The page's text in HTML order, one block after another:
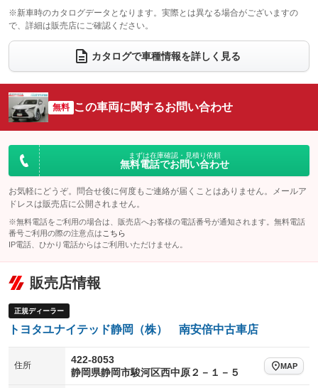
電動格納サードシート
：装備なし シートヒーター
：装備あり
ウォークスルー
電動リアゲート フロントカメラ
：装備なし
シートエアコン
：装備なし 全周囲カメラ
：装備なし
サイドカメラ
：装備なし ルーフレール
：装備なし
エアサスペンション ヘッドライトウォッシャー
※新車時のカタログデータとなります。実際とは異なる場合がございますの
で、詳細は販売店にご確認ください。
カタログで車種情報を詳しく見る
無料 この車両に関するお問い合わせ
まずは在庫確認・見積り依頼
無料電話でお問い合わせ
お気軽にどうぞ。問合せ後に何度もご連絡が届くことはありません。メールア
ドレスは販売店に公開されません。
※無料電話をご利用の場合は、販売店へお客様の電話番号が通知されます。無料電話
番号ご利用の際の注意点は こちら
IP電話、ひかり電話からはご利用いただけません。
販売店情報
正規ディーラー
トヨタユナイテッド静岡（株） 南安倍中古車店
住所
422-8053
静岡県静岡市駿河区西中原２－１－５
MAP